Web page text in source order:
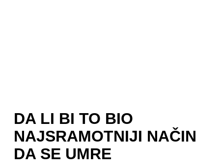
DA LI BI TO BIO
NAJSRAMOTNIJI NAČIN
DA SE UMRE